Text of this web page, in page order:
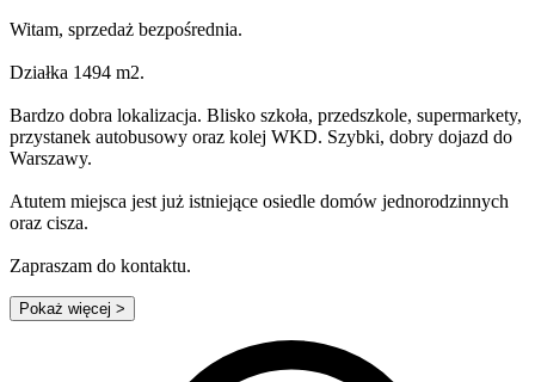
Witam, sprzedaż bezpośrednia.
Działka 1494 m2.
Bardzo dobra lokalizacja. Blisko szkoła, przedszkole, supermarkety,
przystanek autobusowy oraz kolej WKD. Szybki, dobry dojazd do
Warszawy.
Atutem miejsca jest już istniejące osiedle domów jednorodzinnych
oraz cisza.
Zapraszam do kontaktu.
Pokaż więcej >